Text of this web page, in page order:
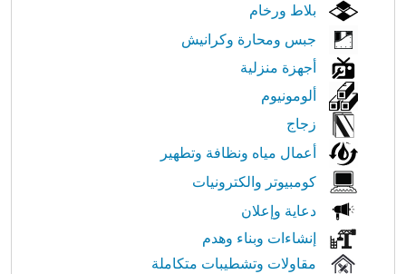
بلاط ورخام
جبس ومحارة وكرانيش
أجهزة منزلية
ألومونيوم
زجاج
أعمال مياه ونظافة وتطهير
كومبيوتر والكترونيات
دعاية وإعلان
إنشاءات وبناء وهدم
مقاولات وتشطيبات متكاملة